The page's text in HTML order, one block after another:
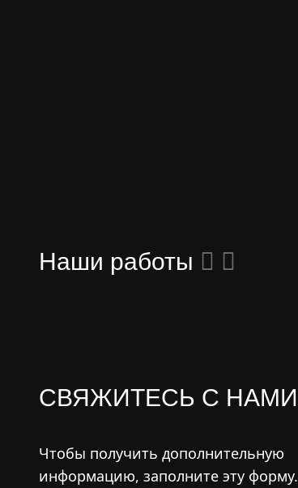
Наши работы
СВЯЖИТЕСЬ С НАМИ
Чтобы получить дополнительную
информацию, заполните эту форму.